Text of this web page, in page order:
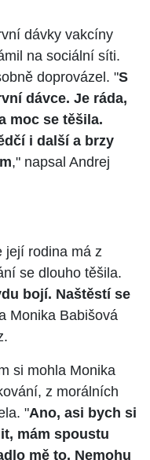
dávky vakcíny
na sociální síti.
doprovázel. "S
dávce. Je ráda,
moc se těšila.
i další a brzy
," napsal Andrej
její rodina má z
se dlouho těšila.
bojí. Naštěstí se
Monika Babišová
si mohla Monika
z morálních
"Ano, asi bych si
mám spoustu
mě to. Nemohu